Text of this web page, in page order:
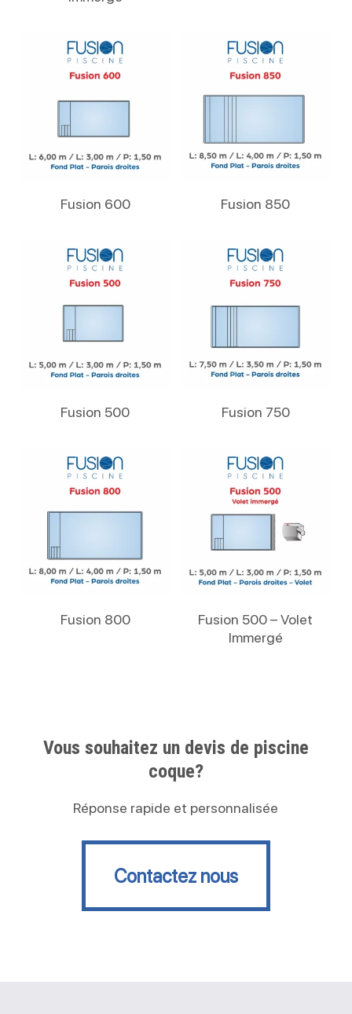
Fusion 600 Fusion 850
Fusion 500 Fusion 750
Fusion 800
Fusion 500 – Volet
Immergé
Vous souhaitez un devis de piscine
coque?
Réponse rapide et personnalisée
Contactez nous
Contactez nous